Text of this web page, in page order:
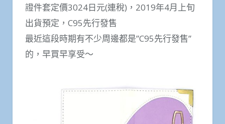
證件套定價3024日元(連稅)，2019年4月上旬
出貨預定，C95先行發售
最近這段時期有不少周邊都是”C95先行發售”
的，早買早享受～